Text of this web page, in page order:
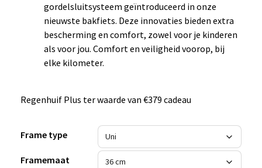
gordelsluitsysteem geïntroduceerd in onze
nieuwste bakfiets. Deze innovaties bieden extra
bescherming en comfort, zowel voor je kinderen
als voor jou. Comfort en veiligheid voorop, bij
elke kilometer.
Regenhuif Plus ter waarde van €379 cadeau
Frame type
Framemaat